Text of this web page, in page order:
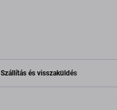
Szállítás és visszaküldés